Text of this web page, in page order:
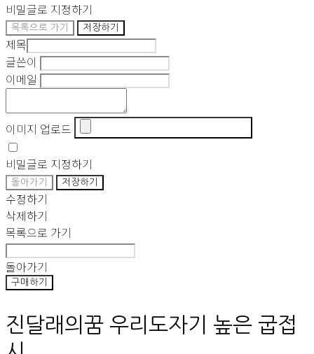
비밀글로 지정하기
목록으로 가기 저장하기
제목
글쓴이
이메일
이미지 업로드
비밀글로 지정하기
돌아가기 저장하기
수정하기
삭제하기
목록으로 가기
돌아가기
구매하기
진달래의꿈 우리도자기 높은 굽접